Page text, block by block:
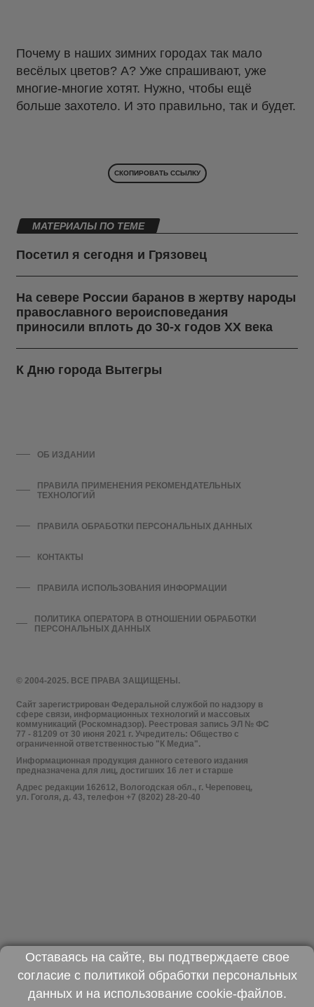
Почему в наших зимних городах так мало
весёлых цветов? А? Уже спрашивают, уже
многие-многие хотят. Нужно, чтобы ещё
больше захотело. И это правильно, так и будет.
СКОПИРОВАТЬ ССЫЛКУ
МАТЕРИАЛЫ ПО ТЕМЕ
Посетил я сегодня и Грязовец
На севере России баранов в жертву народы
православного вероисповедания
приносили вплоть до 30-х годов ХХ века
К Дню города Вытегры
© 2004-2025. ВСЕ ПРАВА ЗАЩИЩЕНЫ.
Сайт зарегистрирован Федеральной службой по надзору в
сфере связи, информационных технологий и массовых
коммуникаций (Роскомнадзор). Реестровая запись ЭЛ № ФС
77 - 81209 от 30 июня 2021 г. Учредитель: Общество с
ограниченной ответственностью "К Медиа".
Информационная продукция данного сетевого издания
предназначена для лиц, достигших 16 лет и старше
Адрес редакции 162612, Вологодская обл., г. Череповец,
ул. Гоголя, д. 43, телефон +7 (8202) 28-20-40
ОБ ИЗДАНИИ
ПРАВИЛА ПРИМЕНЕНИЯ РЕКОМЕНДАТЕЛЬНЫХ
ТЕХНОЛОГИЙ
ПРАВИЛА ОБРАБОТКИ ПЕРСОНАЛЬНЫХ ДАННЫХ
КОНТАКТЫ
ПРАВИЛА ИСПОЛЬЗОВАНИЯ ИНФОРМАЦИИ
ПОЛИТИКА ОПЕРАТОРА В ОТНОШЕНИИ ОБРАБОТКИ
ПЕРСОНАЛЬНЫХ ДАННЫХ
Оставаясь на сайте, вы подтверждаете свое
согласие с политикой обработки персональных
данныхи на использование cookie-файлов.